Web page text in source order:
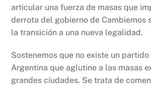
articular una fuerza de masas que
derrota del gobierno de Cambiemos
la transición a una nueva legalidad.
Sostenemos que no existe un partido
Argentina que aglutine a las masas
grandes ciudades. Se trata de